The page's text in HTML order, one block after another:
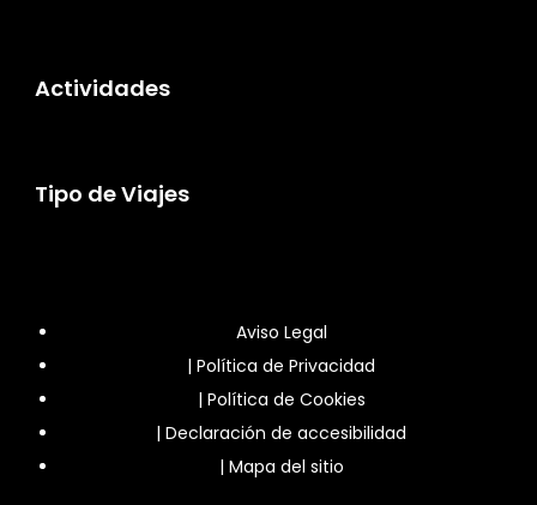
22 OCT - 29 OCT 2026
Desde €699
23 OCT - 30 OCT 2026
Actividades
Tipo de Viajes
Aviso Legal
| Política de Privacidad
| Política de Cookies
| Declaración de accesibilidad
| Mapa del sitio